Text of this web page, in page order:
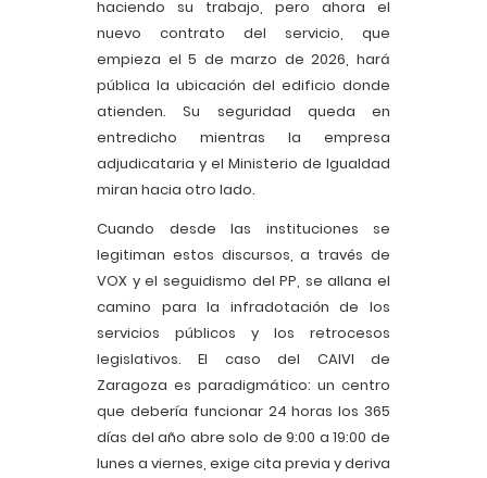
haciendo su trabajo, pero ahora el
nuevo contrato del servicio, que
empieza el 5 de marzo de 2026, hará
pública la ubicación del edificio donde
atienden. Su seguridad queda en
entredicho mientras la empresa
adjudicataria y el Ministerio de Igualdad
miran hacia otro lado.
Cuando desde las instituciones se
legitiman estos discursos, a través de
VOX y el seguidismo del PP, se allana el
camino para la infradotación de los
servicios públicos y los retrocesos
legislativos. El caso del CAIVI de
Zaragoza es paradigmático: un centro
que debería funcionar 24 horas los 365
días del año abre solo de 9:00 a 19:00 de
lunes a viernes, exige cita previa y deriva